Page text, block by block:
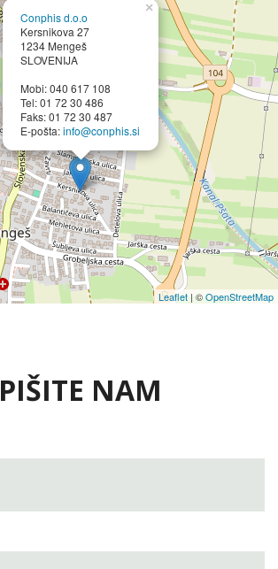
Conphis d.o.o
Kersnikova 27
1234 Mengeš
SLOVENIJA
Mobi: 040 617 108
Tel: 01 72 30 486
Faks: 01 72 30 487
E-pošta:info@conphis.si
×
Leaflet | ©OpenStreetMap
PIŠITE NAM